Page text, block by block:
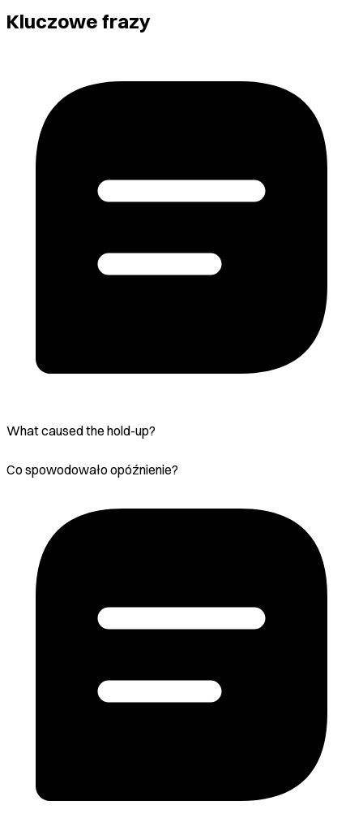
Kluczowe frazy
What caused the hold-up?
Co spowodowało opóźnienie?